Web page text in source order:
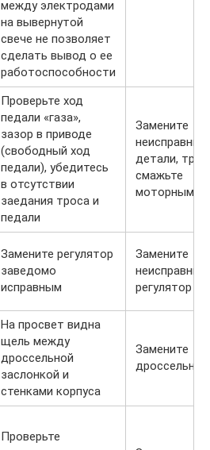
между электродами
на вывернутой
свече не позволяет
сделать вывод о ее
работоспособности
Проверьте ход
педали «газа»,
зазор в приводе
(свободный ход
педали), убедитесь
в отсутствии
заедания троса и
педали
Замените
неисправные
детали, трос
смажьте
моторным
Замените регулятор
заведомо
исправным
Замените
неисправный
регулятор
На просвет видна
щель между
дроссельной
заслонкой и
стенками корпуса
Замените
Проверьте